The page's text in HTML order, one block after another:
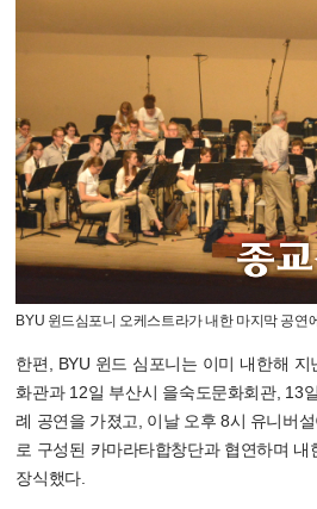
BYU 윈드심포니 오케스트라가 내한 마지막 공연
한편, BYU 윈드 심포니는 이미 내한해
화관과 12일 부산시 을숙도문화회관, 13
례 공연을 가졌고, 이날 오후 8시 유니버
로 구성된 카마라타합창단과 협연하며
장식했다.